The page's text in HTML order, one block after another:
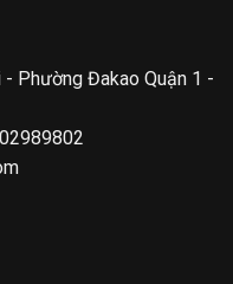
Phường Đakao Quận 1 -